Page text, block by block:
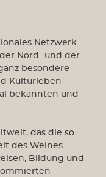
Netzwerk
Nord- und der
besondere
Kulturleben
bekannten und
das die so
des Weines
Bildung und